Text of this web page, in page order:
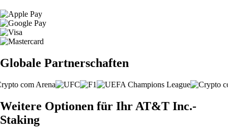
Globale Partnerschaften
Weitere Optionen für Ihr AT&T Inc.-
Staking